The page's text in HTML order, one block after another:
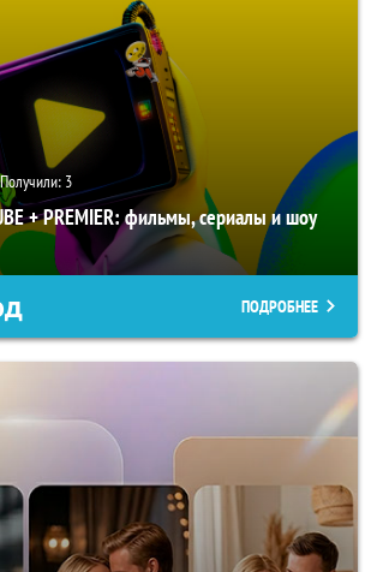
Получили: 3
+ PREMIER: фильмы, сериалы и шоу
ПОДРОБНЕЕ